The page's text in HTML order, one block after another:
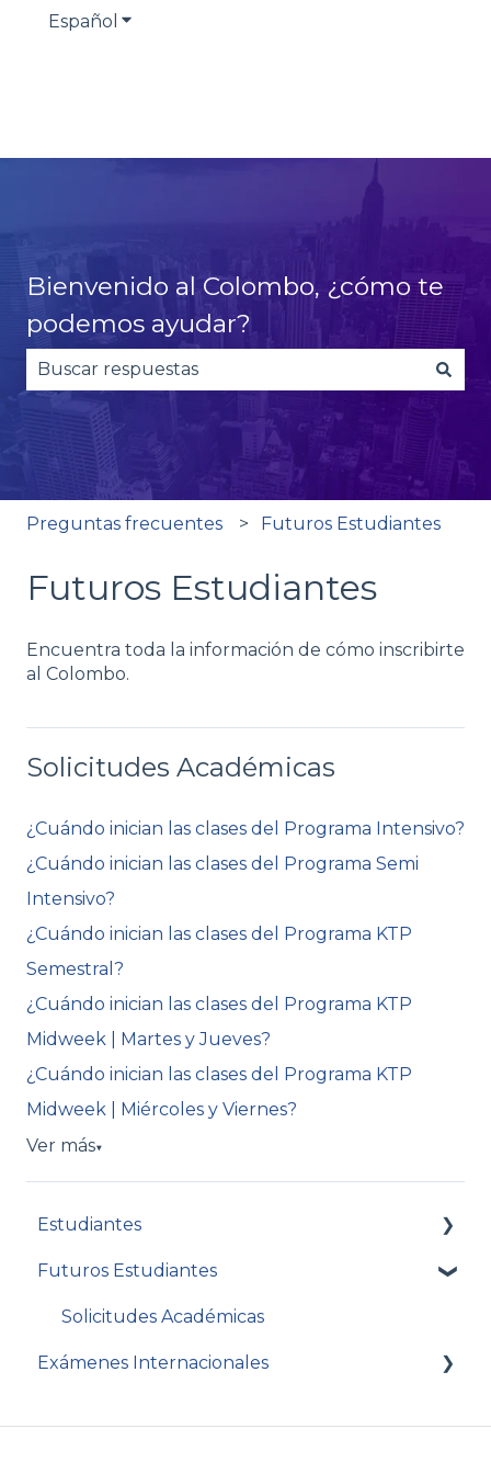
Español Traducciones de Mostrar submenú de
Bienvenido al Colombo, ¿cómo te
podemos ayudar?
No hay sugerencias porque el campo de
Preguntas frecuentes Futuros Estudiantes
Futuros Estudiantes
Encuentra toda la información de cómo inscribirte
al Colombo.
Solicitudes Académicas
¿Cuándo inician las clases del Programa Intensivo?
¿Cuándo inician las clases del Programa Semi
Intensivo?
¿Cuándo inician las clases del Programa KTP
Semestral?
¿Cuándo inician las clases del Programa KTP
Midweek | Martes y Jueves?
¿Cuándo inician las clases del Programa KTP
Midweek | Miércoles y Viernes?
Ver más▼
Estudiantes
Solicitudes Académicas
Futuros Estudiantes
Solicitudes Académicas
Exámenes Internacionales